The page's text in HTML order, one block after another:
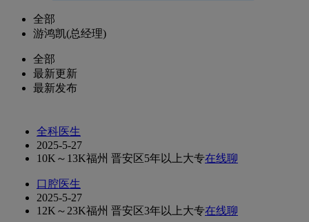
全部
游鸿凯(总经理)
全部
最新更新
最新发布
全科医生
2025-5-27
10K～13K福州 晋安区5年以上大专在线聊
口腔医生
2025-5-27
12K～23K福州 晋安区3年以上大专在线聊